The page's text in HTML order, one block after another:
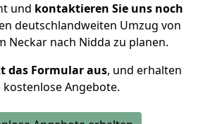
und kontaktieren Sie uns noch
deutschlandweiten Umzug von
Neckar nach Nidda zu planen.
das Formular aus, und erhalten
kostenlose Angebote.